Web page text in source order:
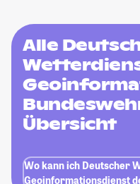
Alle
Übersicht
Wo kann ich Deutscher
Geoinformationsdienst